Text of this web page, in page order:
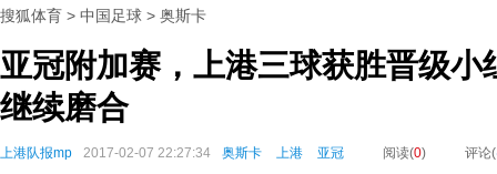
搜狐体育 > 中国足球 > 奥斯卡
亚冠附加赛，上港三球获胜晋级小
继续磨合
上港队报mp 2017-02-07 22:27:34 奥斯卡 上港 亚冠 阅读(0) 评论(